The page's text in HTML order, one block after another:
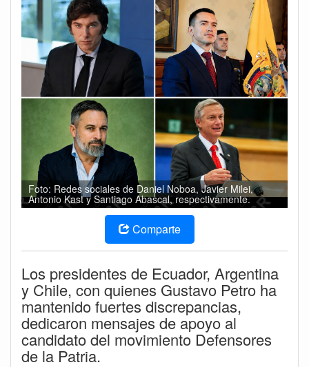
Foto: Redes sociales de Daniel Noboa, Javier Milei,
Antonio Kast y Santiago Abascal, respectivamente.
Comparte
Los presidentes de Ecuador, Argentina
y Chile, con quienes Gustavo Petro ha
mantenido fuertes discrepancias,
dedicaron mensajes de apoyo al
candidato del movimiento Defensores
de la Patria.